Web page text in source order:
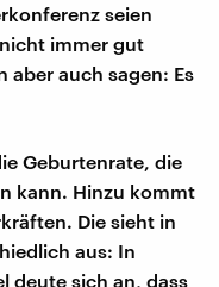
seien
immer gut
aber auch sagen: Es
Geburtenrate, die
kann. Hinzu kommt
Die sieht in
aus: In
deute sich an, dass